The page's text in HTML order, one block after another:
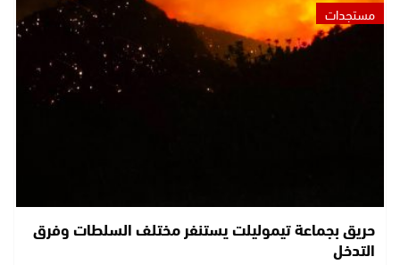
مستجدات
حريق بجماعة تيموليلت يستنفر مختلف السلطات وفرق
التدخل